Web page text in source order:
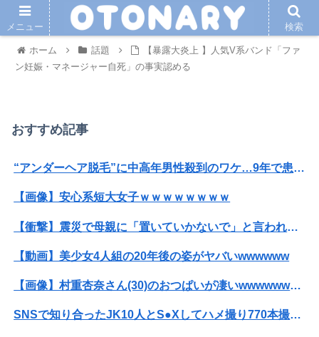
ホーム 話題
【暴露大炎上 】人気V系バンド「ファ
ン妊娠・マネージャー自死」の事実認める
おすすめ記事
“アンダーヘア脱毛”に中高年男性殺到のワケ…9年で患者数が200倍以上
【画像】安心系短大女子ｗｗｗｗｗｗｗｗ
【衝撃】震災で母親に「置いていかないで」と言われて置いていった娘！⇒ (※画像あり)
【動画】美少女4人組の20年後の姿がヤバいwwwwww
【画像】村重杏奈さん(30)のおつぱいが凄いwwwwwwwwwwww
SNSで知り合ったJK10人とS●Xしてハメ撮り770本撮ったイケメン逮捕wwwwwwwwwwwwwww
メニュー 検索